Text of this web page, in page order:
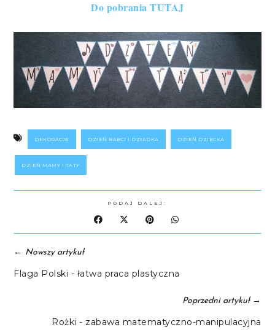
Do pobrania TUTAJ
DEKORACJE DZIEŃ BABCI I DZIADKA DZIEŃ DZIECKA
DZIEŃ MAMY I TATY
PODAJ DALEJ:
← Nowszy artykuł
Flaga Polski - łatwa praca plastyczna
Poprzedni artykuł→
Rożki - zabawa matematyczno-manipulacyjna